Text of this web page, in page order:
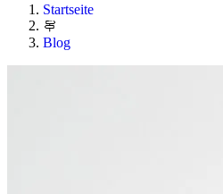
Startseite
Blog